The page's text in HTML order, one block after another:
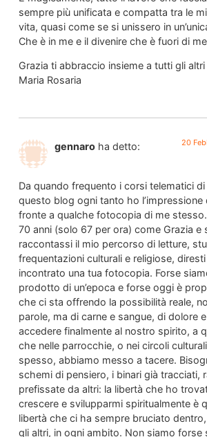
sempre più unificata e compatta tra le
vita, quasi come se si unissero in
Che è in me e il divenire che è fuori di
Grazia ti abbraccio insieme a tutti gli
Maria Rosaria
gennaro ha detto: 20
Da quando frequento i corsi telematici di
questo blog ogni tanto ho l’impressione
fronte a qualche fotocopia di me
70 anni (solo 67 per ora) come Grazia e
raccontassi il mio percorso di letture,
frequentazioni culturali e religiose,
incontrato una tua fotocopia. Forse
prodotto di un’epoca e forse oggi è
che ci sta offrendo la possibilità reale,
parole, ma di carne e sangue, di dolore
accedere finalmente al nostro spirito, a
che nelle parrocchie, o nei circoli
spesso, abbiamo messo a tacere.
schemi di pensiero, i binari già tracciati,
prefissate da altri: la libertà che ho
crescere e svilupparmi spiritualmente è
libertà che ci ha sempre bruciato
gli altri, in ogni ambito. Non siamo forse